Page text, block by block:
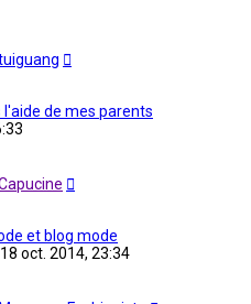
l'aide de mes parents
et blog mode
18 oct. 2014, 23:34